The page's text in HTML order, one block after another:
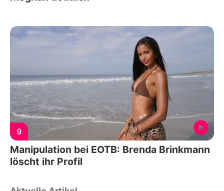
9
Manipulation bei EOTB: Brenda Brinkmann
löscht ihr Profil